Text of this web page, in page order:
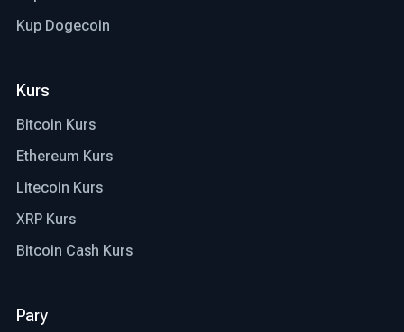
Kup Dogecoin
Kurs
Bitcoin Kurs
Ethereum Kurs
Litecoin Kurs
XRP Kurs
Bitcoin Cash Kurs
Pary